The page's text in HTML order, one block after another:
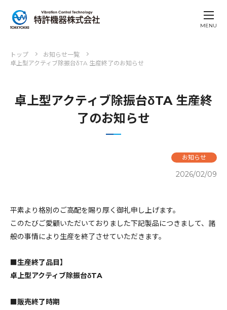
MENU
トップ
お知らせ一覧
卓上型アクティブ除振台δTA 生産終了のお知らせ
卓上型アクティブ除振台δTA 生産終
了のお知らせ
お知らせ
2026/02/09
平素より格別のご高配を賜り厚く御礼申し上げます。
このたびご愛顧いただいておりました下記製品につきまして、諸
般の事情により生産を終了させていただきます。
■生産終了品目】
卓上型アクティブ除振台δTA
■販売終了時期